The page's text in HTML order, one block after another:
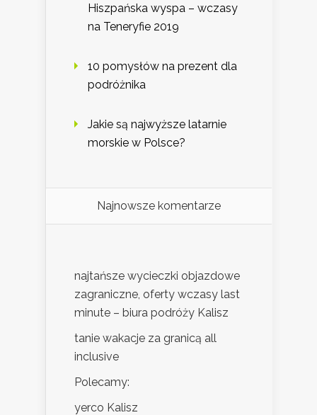
Hiszpańska wyspa – wczasy
na Teneryfie 2019
10 pomysłów na prezent dla
podróżnika
Jakie są najwyższe latarnie
morskie w Polsce?
Najnowsze komentarze
najtańsze wycieczki objazdowe
zagraniczne, oferty wczasy last
minute – biura podróży Kalisz
tanie wakacje za granicą all
inclusive
Polecamy:
yerco Kalisz